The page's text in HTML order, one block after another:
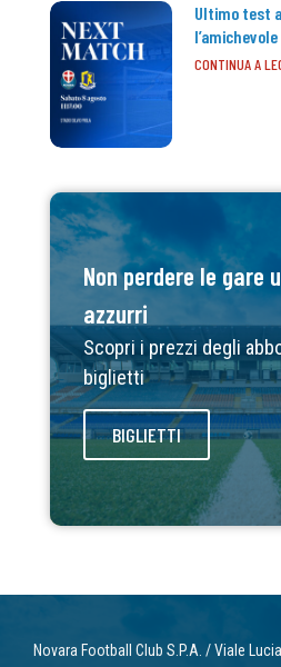
Ultimo test
CONTINUA A
Non perdere le gare
azzurri
Scopri i prezzi degli
biglietti
BIGLIETTI
Novara Football Club S.P.A. / Viale